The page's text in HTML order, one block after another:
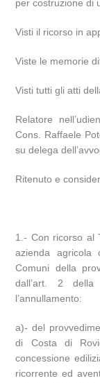
per costruzione di
Visti il ricorso in
Viste le memorie
Visti tutti gli atti
Relatore
Cons. Raffaele
su delega
Ritenuto e
1.- Con ricorso al
azienda
Comuni della
dall’art. 2 della
l’annullamento:
a)- del
di Costa di
concessione
ricorrente ed